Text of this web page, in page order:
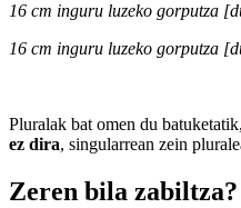
16 cm inguru luzeko gorputza
16 cm inguru luzeko gorputza
Pluralak bat omen du
ez dira, singularrean zein
Zeren bila zabiltza?